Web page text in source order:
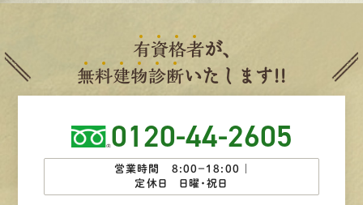
有資格者が、
無料建物診断いたします!!
0120-44-2605
営業時間 8:00−18:00 ｜
定休日 日曜・祝日